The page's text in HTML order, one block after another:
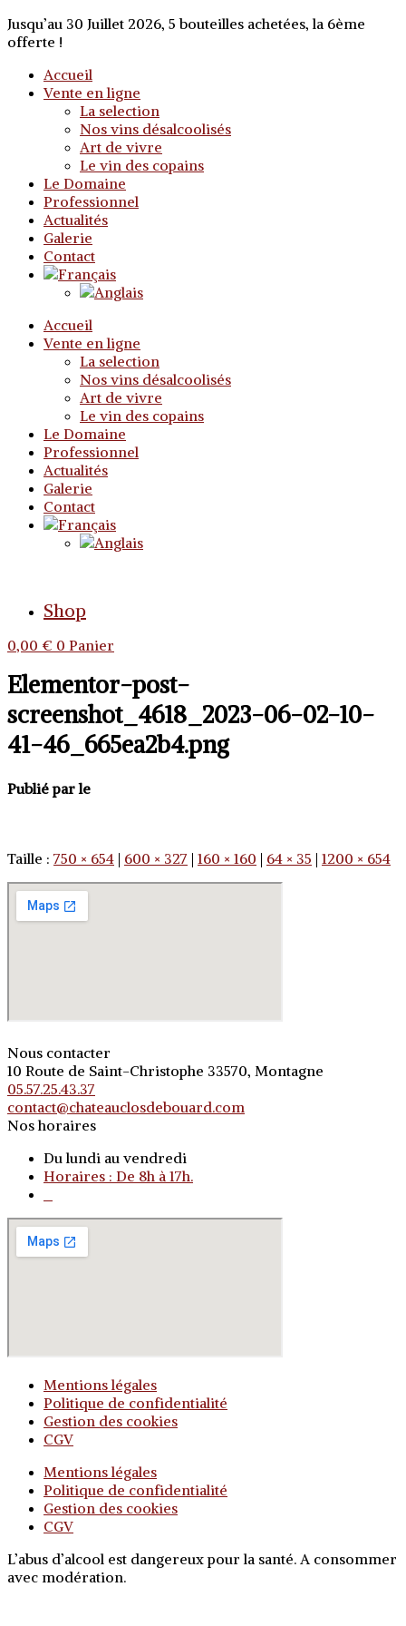
Jusqu’au 30 Juillet 2026, 5 bouteilles achetées, la 6ème
offerte !
Accueil
Vente en ligne
La selection
Nos vins désalcoolisés
Art de vivre
Le vin des copains
Le Domaine
Professionnel
Actualités
Galerie
Contact
Accueil
Vente en ligne
La selection
Nos vins désalcoolisés
Art de vivre
Le vin des copains
Le Domaine
Professionnel
Actualités
Galerie
Contact
Shop
0,00 € 0 Panier
Elementor-post-
screenshot_4618_2023-06-02-10-
41-46_665ea2b4.png
Publié parle
Taille : 750 × 654 | 600 × 327 | 160 × 160 | 64 × 35 | 1200 × 654
Nous contacter
10 Route de Saint-Christophe 33570, Montagne
05.57.25.43.37
contact@chateauclosdebouard.com
Nos horaires
Du lundi au vendredi
Horaires : De 8h à 17h.
Mentions légales
Politique de confidentialité
Gestion des cookies
CGV
Mentions légales
Politique de confidentialité
Gestion des cookies
CGV
L’abus d’alcool est dangereux pour la santé. A consommer
avec modération.